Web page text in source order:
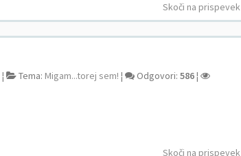
Skoči na prispevek
¦ Tema: Migam...torej sem! ¦ Odgovori: 586¦
Skoči na prispevek